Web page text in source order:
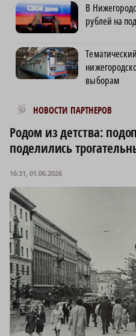
В
рублей на
выборам
НОВОСТИ ПАРТНЕРОВ
Новости МирТесен
Родом из детства:
поделились
16:31, 01.06.2026